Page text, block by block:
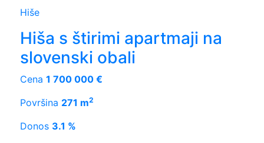
Hiše
Hiša s štirimi apartmaji na
slovenski obali
Cena 1 700 000 €
Površina 271 m2
Donos 3.1 %